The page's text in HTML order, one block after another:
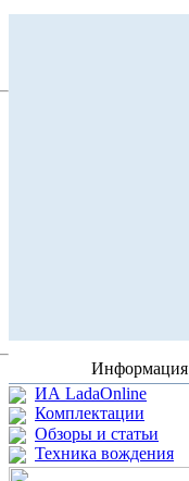
Информация
ИА LadaOnline
Комплектации
Обзоры и статьи
Техника вождения